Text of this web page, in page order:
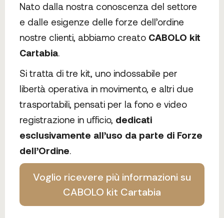
Nato dalla nostra conoscenza del settore
e dalle esigenze delle forze dell’ordine
nostre clienti, abbiamo creato CABOLO kit
Cartabia.
Si tratta di tre kit, uno indossabile per
libertà operativa in movimento, e altri due
trasportabili, pensati per la fono e video
registrazione in ufficio, dedicati
esclusivamente all’uso da parte di Forze
dell’Ordine.
Voglio ricevere più informazioni su
CABOLO kit Cartabia